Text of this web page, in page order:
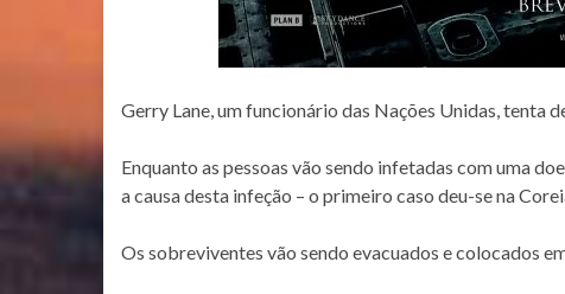
Gerry Lane, um funcionário das Nações Unidas, tenta
Enquanto as pessoas vão sendo infetadas com uma
a causa desta infeção – o primeiro caso deu-se na
Os sobreviventes vão sendo evacuados e colocados